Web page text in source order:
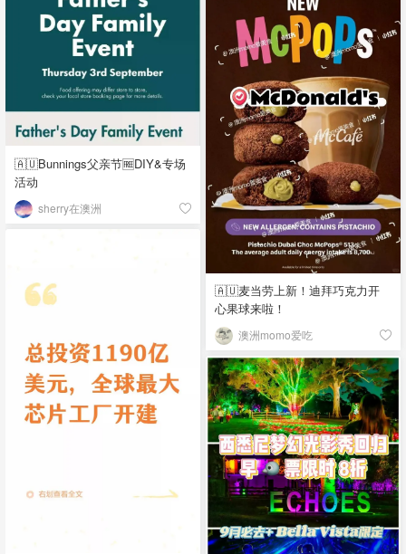
🇦🇺Bunnings父亲节🆓DIY&专场
活动
sherry在澳洲
🇦🇺麦当劳上新！迪拜巧克力开
心果球来啦！
澳洲momo爱吃